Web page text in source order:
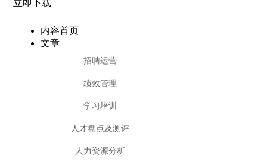
内容首页
文章
招聘运营
绩效管理
学习培训
人才盘点及测评
人力资源分析
立即下载